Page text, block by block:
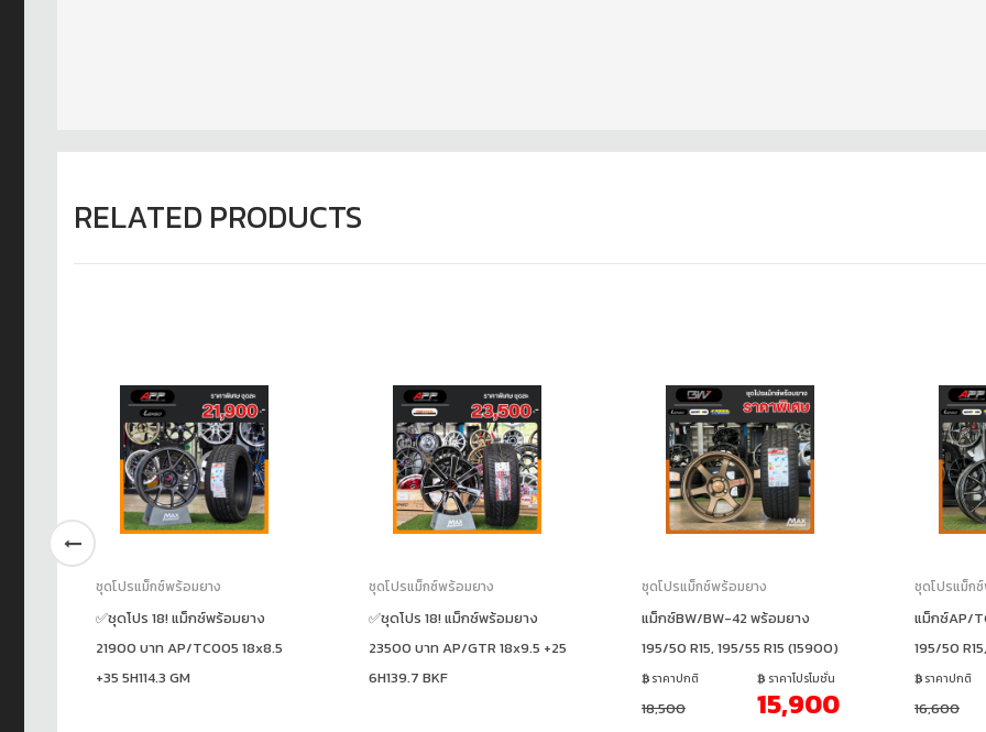
RELATED PRODUCTS
ชุดโปรแม็กซ์พร้อมยาง
✅ชุดโปร 18! แม็กซ์พร้อมยาง
21900 บาท AP/TC005 18x8.5
+35 5H114.3 GM
ชุดโปรแม็กซ์พร้อมยาง
✅ชุดโปร 18! แม็กซ์พร้อมยาง
23500 บาท AP/GTR 18x9.5 +25
6H139.7 BKF
ชุดโปรแม็กซ์พร้อมยาง
แม็กซ์BW/BW-42 พร้อมยาง
195/50 R15, 195/55 R15 (15900)
ราคาปกติ
18,500
ราคาโปรโมชั่น
15,900
ชุดโปรแม็ก
แม็กซ์AP/
195/50
ราคาปกติ
16,600